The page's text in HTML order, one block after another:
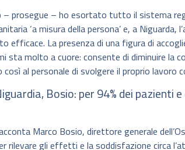
– prosegue – ho esortato tutto il sistema
‘a misura della persona’ e, a Niguarda,
efficace. La presenza di una figura di
sta molto a cuore: consente di diminuire la
al personale di svolgere il proprio lavoro
Bosio: per 94% dei pazienti
Marco Bosio, direttore generale
rilevare gli effetti e la soddisfazione circa